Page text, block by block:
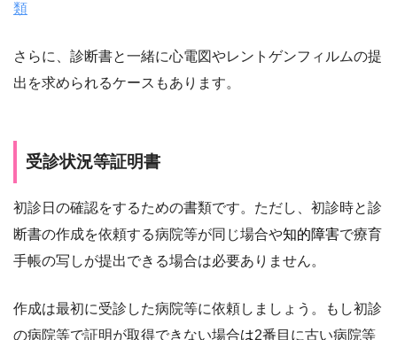
類
さらに、診断書と一緒に心電図やレントゲンフィルムの提
出を求められるケースもあります。
受診状況等証明書
初診日の確認をするための書類です。ただし、初診時と診
断書の作成を依頼する病院等が同じ場合や知的障害で療育
手帳の写しが提出できる場合は必要ありません。
作成は最初に受診した病院等に依頼しましょう。もし初診
の病院等で証明が取得できない場合は2番目に古い病院等